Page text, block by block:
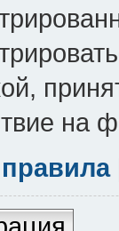
на